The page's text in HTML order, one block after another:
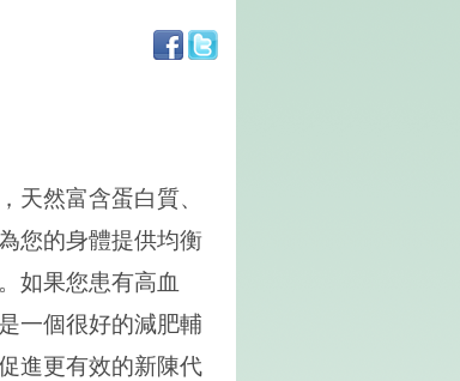
天然富含蛋白質、
您的身體提供均衡
如果您患有高血
一個很好的減肥輔
進更有效的新陳代